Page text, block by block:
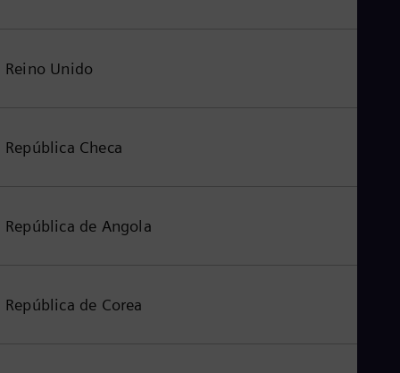
Reino Unido
República Checa
República de Angola
República de Corea